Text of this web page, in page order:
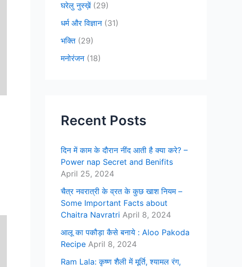
घरेलु नुस्ख़ें(29)
धर्म और विज्ञान(31)
भक्ति(29)
मनोरंजन(18)
Recent Posts
दिन में काम के दौरान नींद आती है क्या करे? –
Power nap Secret and Benifits
April 25, 2024
चैत्र नवरात्री के व्रत के कुछ खाश नियम –
Some Important Facts about
Chaitra Navratri April 8, 2024
आलू का पकौड़ा कैसे बनाये : Aloo Pakoda
Recipe April 8, 2024
Ram Lala: कृष्ण शैली में मूर्ति, श्यामल रंग,